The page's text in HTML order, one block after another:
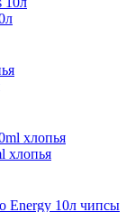
хлопья